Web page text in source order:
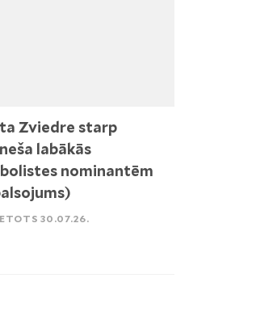
Zviedre starp
labākās
nominantēm
30.07.26.